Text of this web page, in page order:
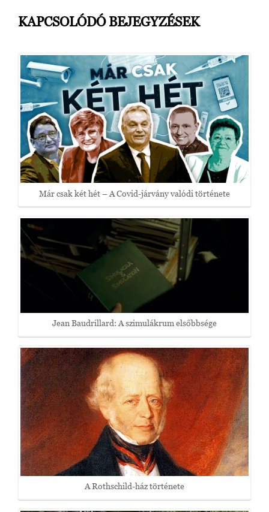
KAPCSOLÓDÓ BEJEGYZÉSEK
Már csak két hét – A Covid-járvány valódi története
Jean Baudrillard: A szimulákrum elsőbbsége
A Rothschild-ház története